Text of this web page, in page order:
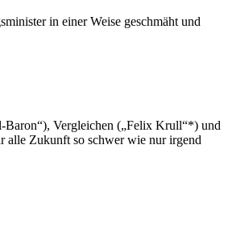
in einer Weise geschmäht und
Baron“), Vergleichen („Felix Krull“*) und
alle Zukunft so schwer wie nur irgend